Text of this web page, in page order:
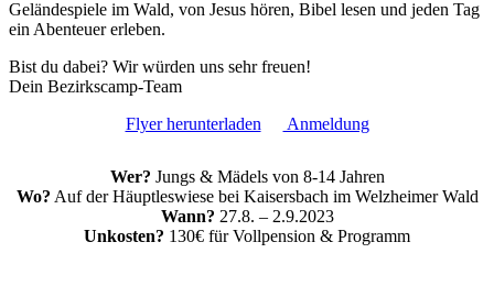
Geländespiele im Wald, von Jesus hören, Bibel lesen und jeden Tag
ein Abenteuer erleben.
Bist du dabei? Wir würden uns sehr freuen!
Dein Bezirkscamp-Team
Flyer herunterladen
Anmeldung
Wer? Jungs & Mädels von 8-14 Jahren
Wo? Auf der Häuptleswiese bei Kaisersbach im Welzheimer Wald
Wann? 27.8. – 2.9.2023
Unkosten? 130€ für Vollpension & Programm